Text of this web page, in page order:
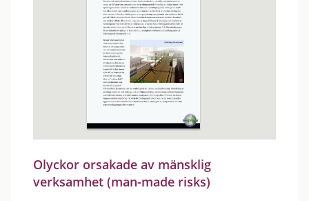
Olyckor orsakade av mänsklig
verksamhet (man-made risks)